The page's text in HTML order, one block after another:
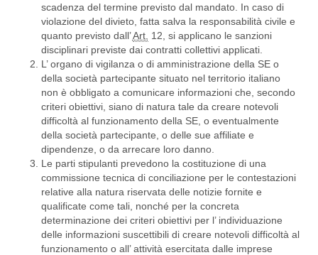
scadenza del termine previsto dal mandato. In caso di
violazione del divieto, fatta salva la responsabilità civile e
quanto previsto dall’Art. 12, si applicano le sanzioni
disciplinari previste dai contratti collettivi applicati.
L’ organo di vigilanza o di amministrazione della SE o
della società partecipante situato nel territorio italiano
non è obbligato a comunicare informazioni che, secondo
criteri obiettivi, siano di natura tale da creare notevoli
difficoltà al funzionamento della SE, o eventualmente
della società partecipante, o delle sue affiliate e
dipendenze, o da arrecare loro danno.
Le parti stipulanti prevedono la costituzione di una
commissione tecnica di conciliazione per le contestazioni
relative alla natura riservata delle notizie fornite e
qualificate come tali, nonché per la concreta
determinazione dei criteri obiettivi per l’ individuazione
delle informazioni suscettibili di creare notevoli difficoltà al
funzionamento o all’ attività esercitata dalle imprese